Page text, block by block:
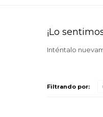
¡Lo
Inténtalo
Filtrando por: